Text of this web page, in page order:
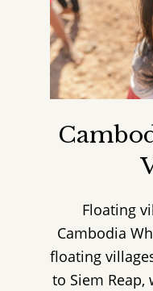
Floating
Cambodia
floating
to Siem